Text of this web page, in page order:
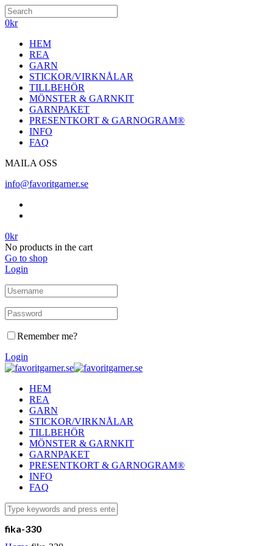
0kr
HEM
REA
GARN
STICKOR/VIRKNÅLAR
TILLBEHÖR
MÖNSTER & GARNKIT
GARNPAKET
PRESENTKORT & GARNOGRAM®
INFO
FAQ
MAILA OSS
info@favoritgarner.se
0kr
No products in the cart
Go to shop
Login
Remember me?
Login
HEM
REA
GARN
STICKOR/VIRKNÅLAR
TILLBEHÖR
MÖNSTER & GARNKIT
GARNPAKET
PRESENTKORT & GARNOGRAM®
INFO
FAQ
fika-330